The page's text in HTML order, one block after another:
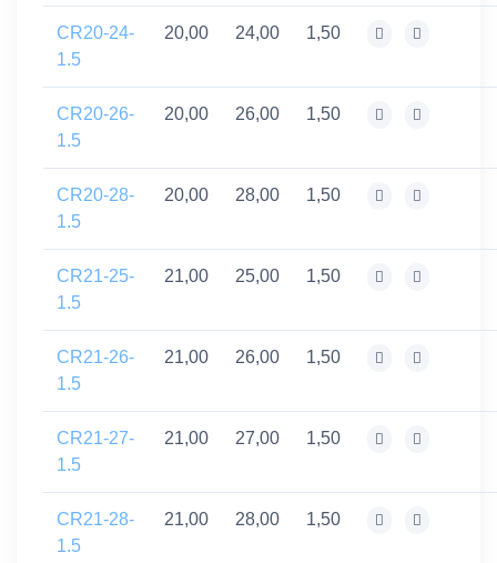
CR20-24-
1.5
20,00 24,00 1,50
CR20-26-
1.5
20,00 26,00 1,50
CR20-28-
1.5
20,00 28,00 1,50
CR21-25-
1.5
21,00 25,00 1,50
CR21-26-
1.5
21,00 26,00 1,50
CR21-27-
1.5
21,00 27,00 1,50
CR21-28-
1.5
21,00 28,00 1,50